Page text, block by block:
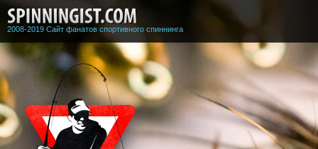
2008-2019 Сайт фанатов спортивного спиннинга